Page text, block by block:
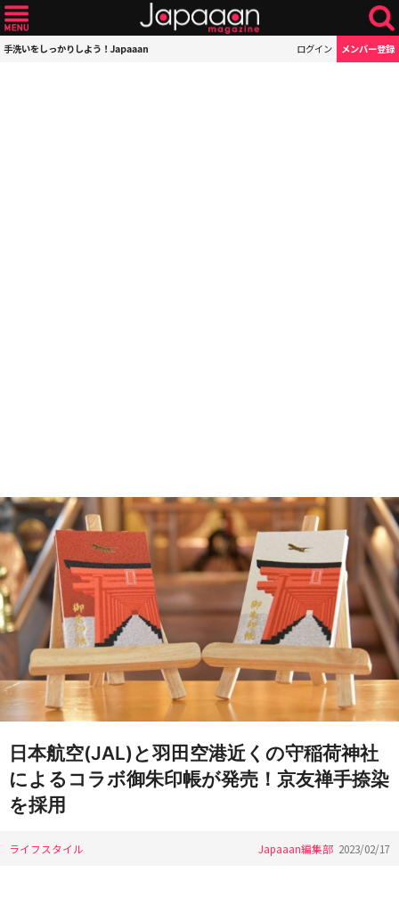
手洗いをしっかりしよう！Japaaan ログイン メンバー登録
日本航空(JAL)と羽田空港近くの守稲荷神社
によるコラボ御朱印帳が発売！京友禅手捺染
を採用
ライフスタイル Japaaan編集部 2023/02/17